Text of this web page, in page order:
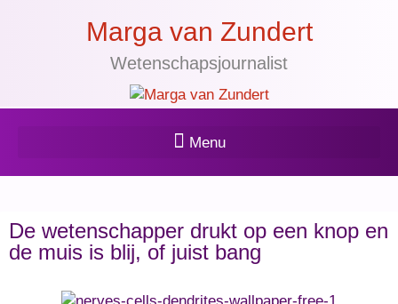
Marga van Zundert
Wetenschapsjournalist
De wetenschapper drukt op een knop en
de muis is blij, of juist bang